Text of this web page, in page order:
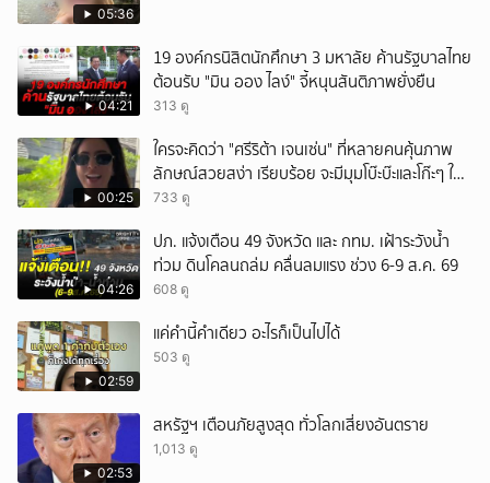
05:36
04:21
19 องค์กรนิสิตนักศึกษา 3 มหาลัย ค้านรัฐบาลไทย
ต้อนรับ "มิน ออง ไลง์" จี้หนุนสันติภาพยั่งยืน
313 ดู
00:25
ใครจะคิดว่า "ศรีริต้า เจนเซ่น" ที่หลายคนคุ้นภาพ
ลักษณ์สวยสง่า เรียบร้อย จะมีมุมโบ๊ะบ๊ะและโก๊ะๆ ให้
ได้อมยิ้มเหมือนกัน งานนี้ทำเอาแฟนๆ ทั้งเอ็นดูทั้ง
733 ดู
04:26
ปภ. แจ้งเตือน 49 จังหวัด และ กทม. เฝ้าระวังน้ำ
ท่วม ดินโคลนถล่ม คลื่นลมแรง ช่วง 6-9 ส.ค. 69
608 ดู
02:59
แค่คำนี้คำเดียว อะไรก็เป็นไปได้
503 ดู
02:53
สหรัฐฯ เตือนภัยสูงสุด ทั่วโลกเสี่ยงอันตราย
1,013 ดู